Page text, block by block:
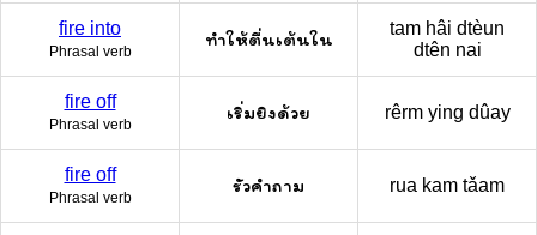
fire into
Phrasal verb
ทำให้ตื่นเต้นใน
tam hâi dtèun
dtên nai
fire off
Phrasal verb
เริ่มยิงด้วย rêrm ying dûay
fire off
Phrasal verb
รัวคำถาม rua kam tǎam